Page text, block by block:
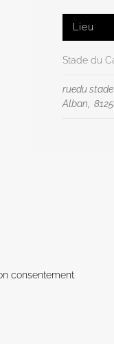
Lieu
Stade du
ruedu stade
Alban
consentement